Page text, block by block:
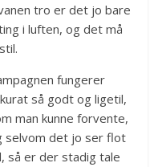
tro er det jo bare
i luften, og det må
fungerer
så godt og ligetil,
man kunne forvente,
selvom det jo ser flot
så er der stadig tale